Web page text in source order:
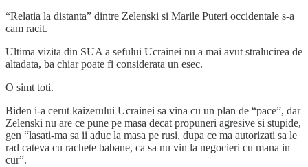
“Relatia la distanta” dintre Zelenski si Marile Puteri occidentale s-a
cam racit.
Ultima vizita din SUA a sefului Ucrainei nu a mai avut stralucirea de
altadata, ba chiar poate fi considerata un esec.
O simt toti.
Biden i-a cerut kaizerului Ucrainei sa vina cu un plan de “pace”, dar
Zelenski nu are ce pune pe masa decat propuneri agresive si stupide,
gen “lasati-ma sa ii aduc la masa pe rusi, dupa ce ma autorizati sa le
rad cateva cu rachete babane, ca sa nu vin la negocieri cu mana in
cur”.